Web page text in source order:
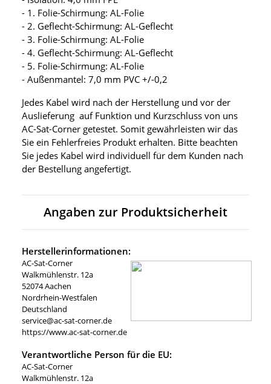
- 1. Folie-Schirmung: AL-Folie
- 2. Geflecht-Schirmung: AL-Geflecht
- 3. Folie-Schirmung: AL-Folie
- 4. Geflecht-Schirmung: AL-Geflecht
- 5. Folie-Schirmung: AL-Folie
- Außenmantel: 7,0 mm PVC +/-0,2
Jedes Kabel wird nach der Herstellung und vor der
Auslieferung auf Funktion und Kurzschluss von uns
AC-Sat-Corner getestet. Somit gewährleisten wir das
Sie ein Fehlerfreies Produkt erhalten. Bitte beachten
Sie jedes Kabel wird individuell für dem Kunden nach
der Bestellung angefertigt.
Angaben zur Produktsicherheit
Herstellerinformationen:
AC-Sat-Corner
Walkmühlenstr. 12a
52074 Aachen
Nordrhein-Westfalen
Deutschland
service@ac-sat-corner.de
https://www.ac-sat-corner.de
Verantwortliche Person für die EU:
AC-Sat-Corner
Walkmühlenstr. 12a